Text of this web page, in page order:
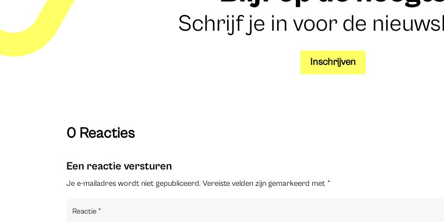
Schrijf je in voor de
Inschrijven
0 Reacties
Een reactie versturen
Je e-mailadres wordt niet gepubliceerd. Vereiste velden zijn gemarkeerd met *